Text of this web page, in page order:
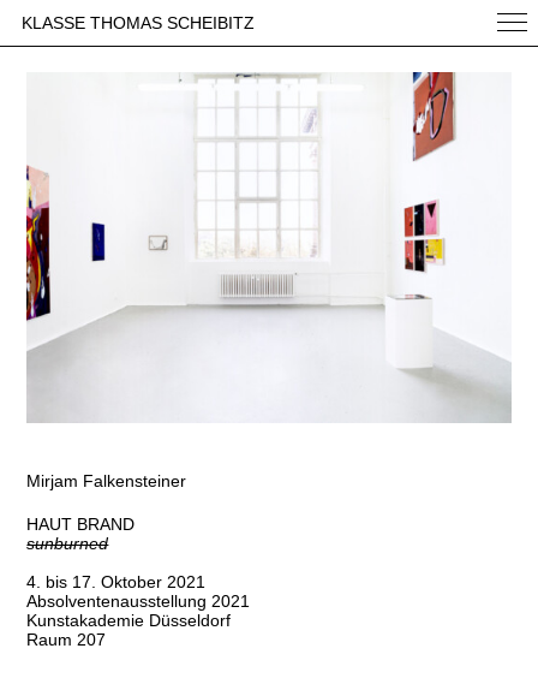
KLASSE THOMAS SCHEIBITZ
Mirjam Falkensteiner
HAUT BRAND
sunburned
4. bis 17. Oktober 2021
Absolventenausstellung 2021
Kunstakademie Düsseldorf
Raum 207